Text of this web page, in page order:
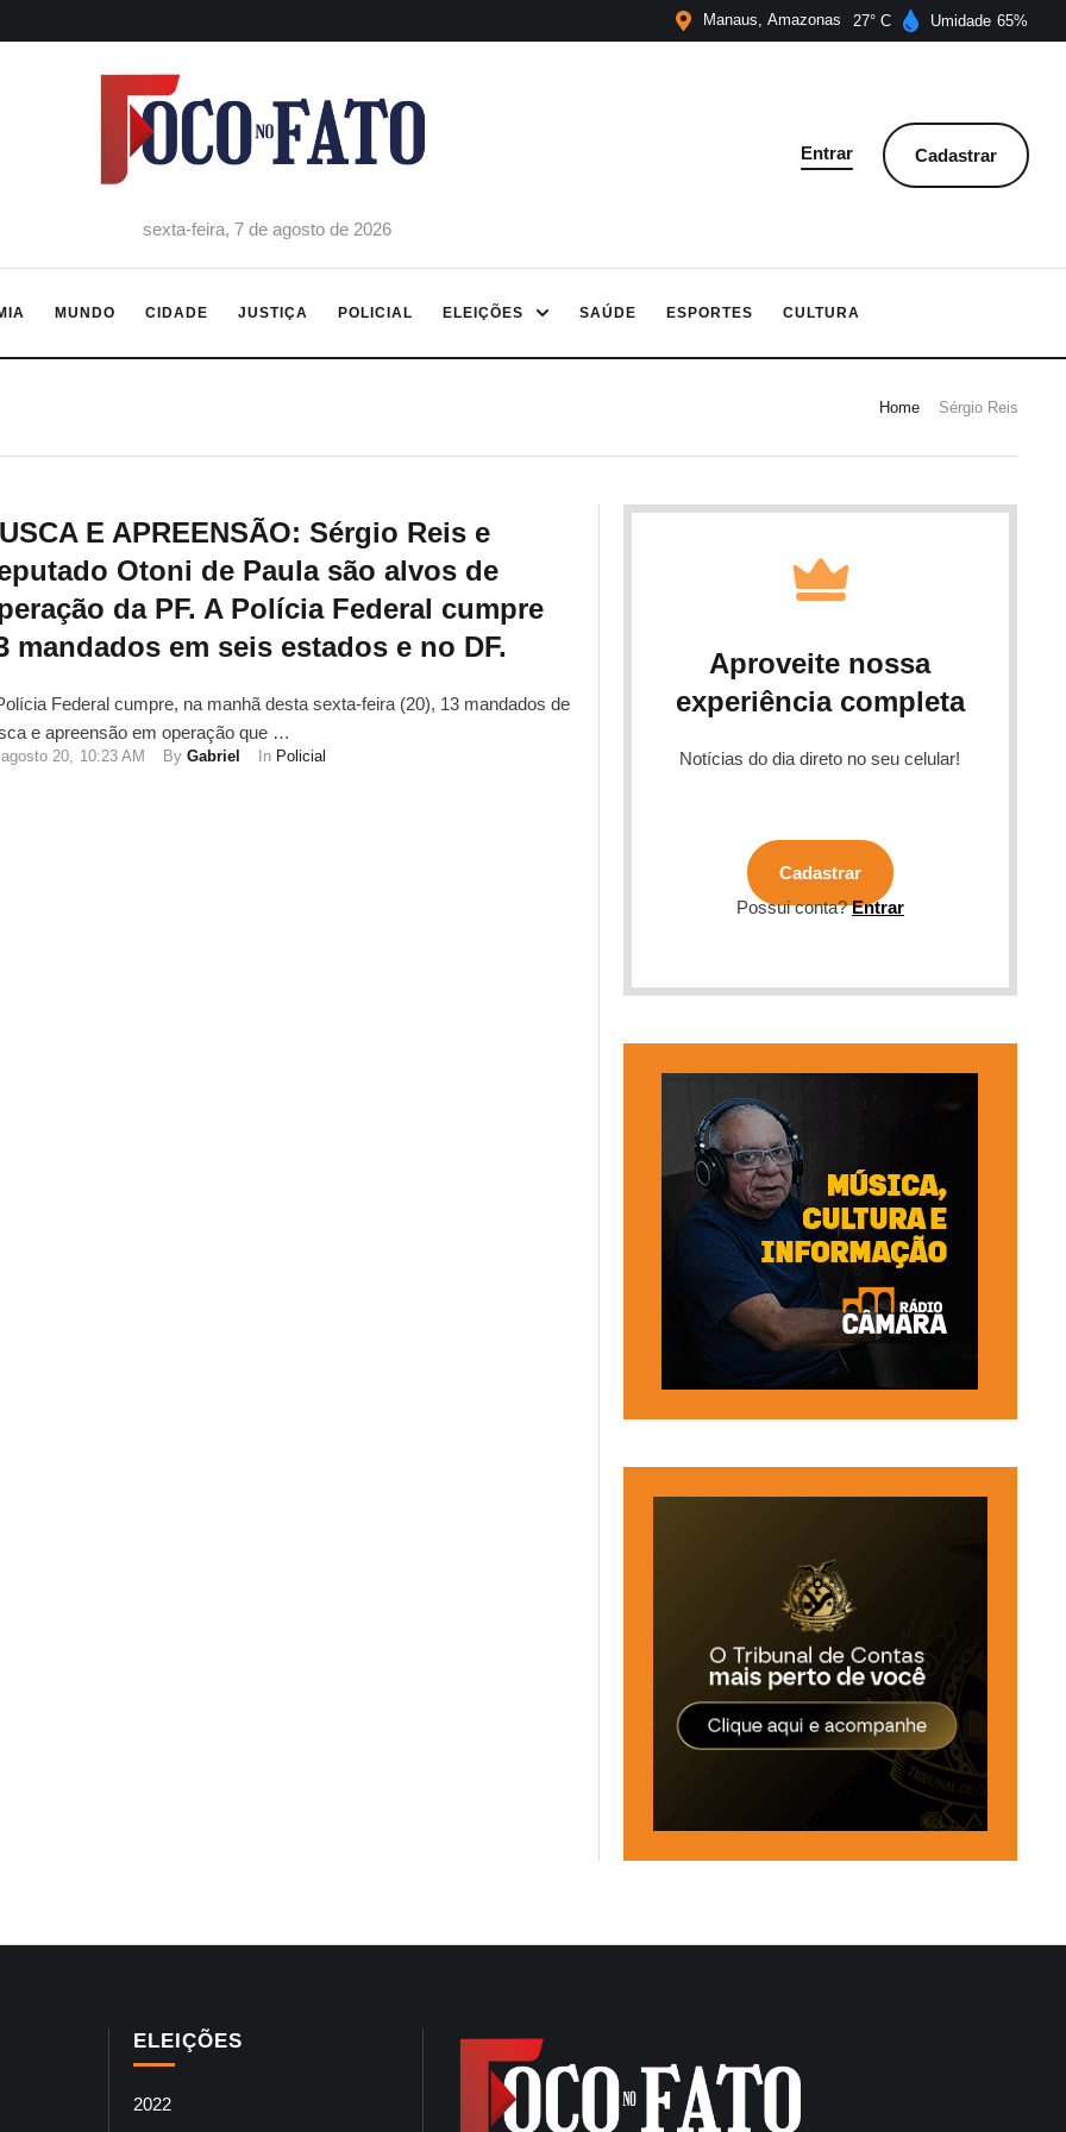
Manaus Amazonas 27 Umidade 65
sexta-feira, 7 de agosto de 2026
Entrar Cadastrar
MUNDO CIDADE JUSTIÇA POLICIAL ELEIÇÕES SAÚDE ESPORTES CULTURA
Home Sérgio Reis
E APREENSÃO: Sérgio Reis e
Otoni de Paula são alvos de
da PF. A Polícia Federal cumpre
mandados em seis estados e no DF.
Federal cumpre, na manhã desta sexta-feira (20), 13 mandados de
e apreensão em operação que …
agosto 20, 10:23 AM By Gabriel In Policial
Aproveite nossa
experiência completa
Notícias do dia direto no seu celular!
Cadastrar
Possui conta?Entrar
ELEIÇÕES
2022